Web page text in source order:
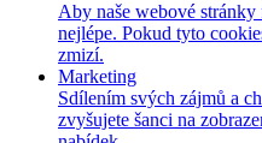
Aby naše webové
nejlépe. Pokud tyto
zmizí.
Marketing
Sdílením svých zájmů a
zvyšujete šanci na